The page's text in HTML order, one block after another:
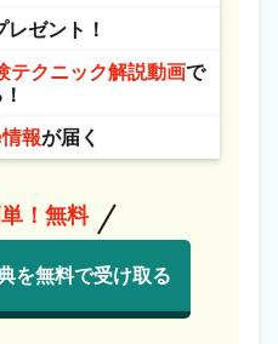
レゼント！
テクニック解説動画で
報が届く
！無料
を無料で受け取る